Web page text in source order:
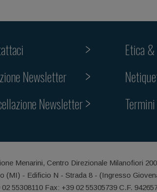
Newsletter
Newsletter
Etica
Menarini, Centro Direzionale Milanofiori
(MI) - Edificio N - Strada 8 - (Ingresso
02 55308110 Fax: +39 02 55305739 C.F.